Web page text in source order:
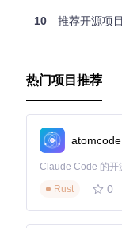
景的需求。
总结来说，无论您
10 推荐开源项
热门项目推荐
atomcode
Rust
0